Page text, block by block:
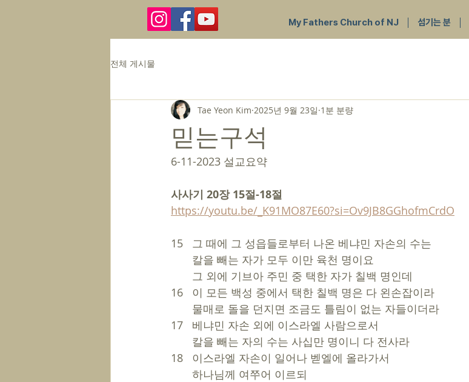
My Fathers Church of NJ 섬기는 분
전체 게시물
믿는구석
Tae Yeon Kim 2025년 9월 23일 1분 분량
6-11-2023 설교요약
사사기 20장 15절-18절
https://youtu.be/_K91MO87E60?si=Ov9JB8GGhofmCrdO
15   그 때에 그 성읍들로부터 나온 베냐민 자손의 수는
       칼을 빼는 자가 모두 이만 육천 명이요
       그 외에 기브아 주민 중 택한 자가 칠백 명인데
16   이 모든 백성 중에서 택한 칠백 명은 다 왼손잡이라
       물매로 돌을 던지면 조금도 틀림이 없는 자들이더라
17   베냐민 자손 외에 이스라엘 사람으로서
       칼을 빼는 자의 수는 사십만 명이니 다 전사라
18   이스라엘 자손이 일어나 벧엘에 올라가서
       하나님께 여쭈어 이르되